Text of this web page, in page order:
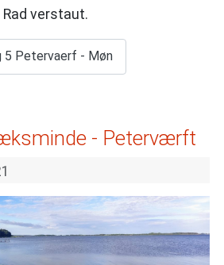
Rad verstaut.
5 Petervaerf - Møn
- Peterværft